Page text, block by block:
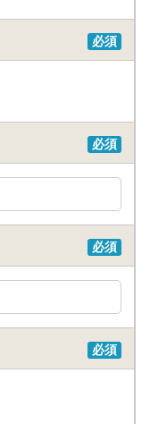
必須
必須
必須
必須